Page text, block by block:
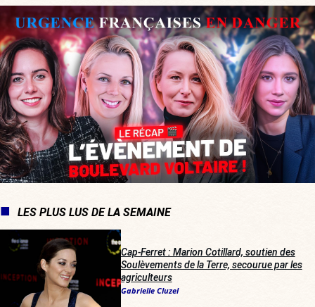
LES PLUS LUS DE LA SEMAINE
Cap-Ferret : Marion Cotillard, soutien des
Soulèvements de la Terre, secourue par les
agriculteurs
Gabrielle Cluzel